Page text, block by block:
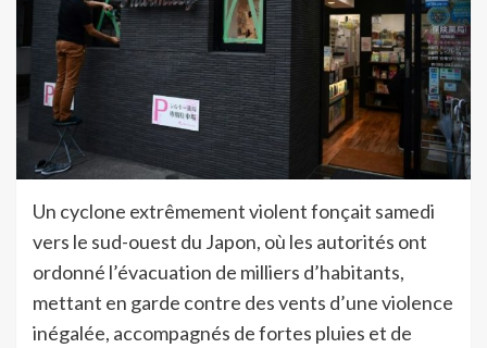
Un cyclone extrêmement violent fonçait samedi
vers le sud-ouest du Japon, où les autorités ont
ordonné l’évacuation de milliers d’habitants,
mettant en garde contre des vents d’une violence
inégalée, accompagnés de fortes pluies et de